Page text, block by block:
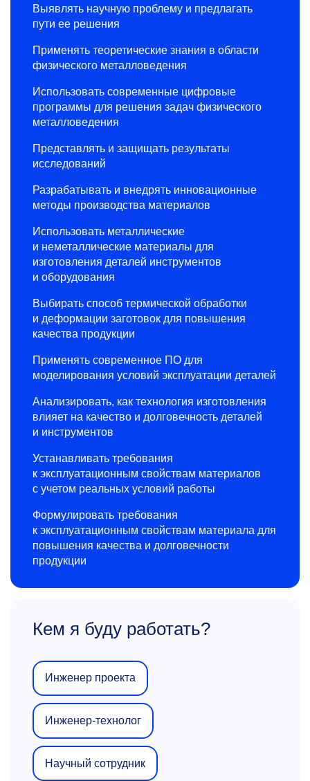
Выявлять научную проблему и предлагать
пути ее решения
Применять теоретические знания в области
физического металловедения
Использовать современные цифровые
программы для решения задач физического
металловедения
Представлять и защищать результаты
исследований
Разрабатывать и внедрять инновационные
методы производства материалов
Использовать металлические
и неметаллические материалы для
изготовления деталей инструментов
и оборудования
Выбирать способ термической обработки
и деформации заготовок для повышения
качества продукции
Применять современное ПО для
моделирования условий эксплуатации деталей
Анализировать, как технология изготовления
влияет на качество и долговечность деталей
и инструментов
Устанавливать требования
к эксплуатационным свойствам материалов
с учетом реальных условий работы
Формулировать требования
к эксплуатационным свойствам материала для
повышения качества и долговечности
продукции
Кем я буду работать?
Инженер проекта
Инженер-технолог
Научный сотрудник